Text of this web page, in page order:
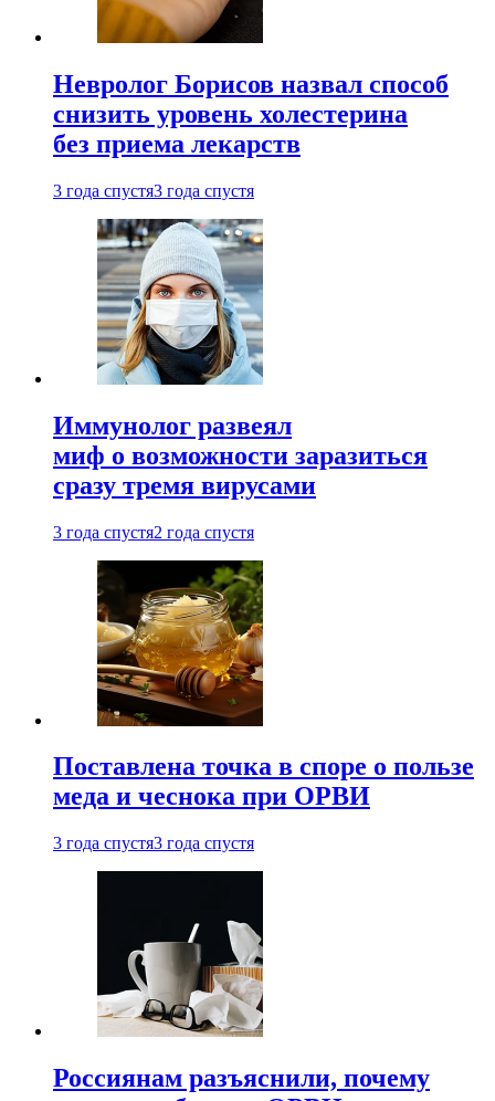
Невролог Борисов назвал способ
снизить уровень холестерина
без приема лекарств
3 года спустя3 года спустя
Иммунолог развеял
миф о возможности заразиться
сразу тремя вирусами
3 года спустя2 года спустя
Поставлена точка в споре о пользе
меда и чеснока при ОРВИ
3 года спустя3 года спустя
Россиянам разъяснили, почему